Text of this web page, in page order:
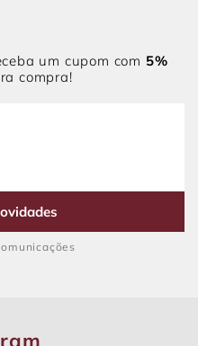
um cupom com 5%
compra!